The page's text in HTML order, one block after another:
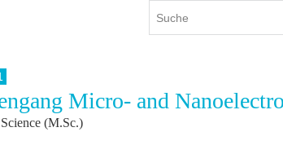
International
Internationales Profil
Weiterbildung
Micro- and
(M.Sc.)